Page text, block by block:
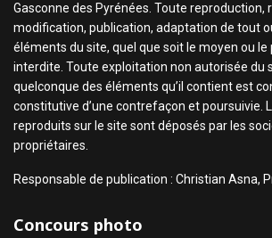
Gasconne des Pyrénées. Toute reproduction,
modification, publication, adaptation de tout
éléments du site, quel que soit le moyen ou
interdite. Toute exploitation non autorisée du
quelconque des éléments qu’il contient est
constitutive d’une contrefaçon et poursuivie.
reproduits sur le site sont déposés par les
propriétaires.
Responsable de publication : Christian Asna,
Concours photo